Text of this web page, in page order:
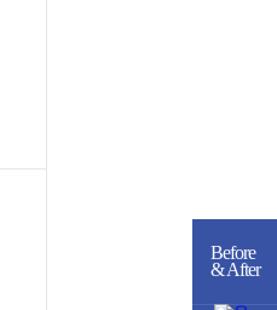
Before
& After